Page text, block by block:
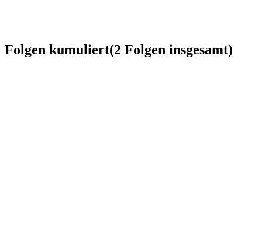
Folgen kumuliert(2 Folgen insgesamt)